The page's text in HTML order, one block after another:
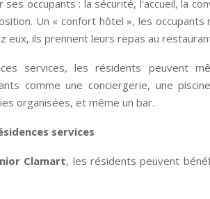
occupants : la sécurité, l’accueil, la
Un « confort hôtel », les occupants
eux, ils prennent leurs repas au
services, les résidents peuvent
comme une conciergerie, une
organisées, et même un bar.
services
Clamart, les résidents peuvent